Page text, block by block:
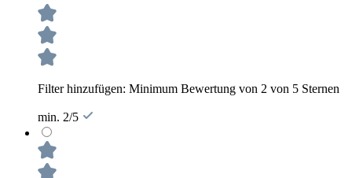
Filter hinzufügen: Minimum Bewertung von 2 von 5 Sternen
min. 2/5